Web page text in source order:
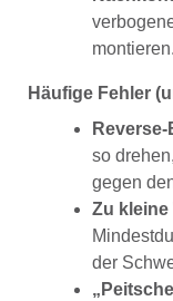
montieren.
Häufige Fehler
so
gegen
Zu
der